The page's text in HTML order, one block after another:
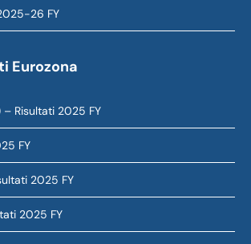
26 FY
Eurozona
Risultati 2025 FY
FY
2025 FY
2025 FY